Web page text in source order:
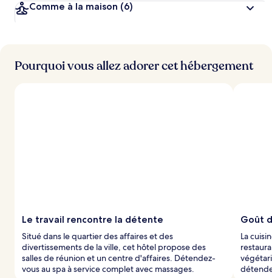
Comme à la maison (6)
Pourquoi vous allez adorer cet hébergement
Le travail rencontre la détente
Situé dans le quartier des affaires et des
divertissements de la ville, cet hôtel propose des
salles de réunion et un centre d'affaires. Détendez-
vous au spa à service complet avec massages.
Goût
La